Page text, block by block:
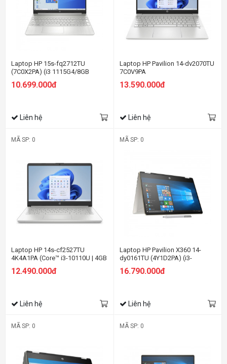
Laptop HP 15s-fq2712TU
(7C0X2PA) (i3 1115G4/8GB
RAM/256GB SSD/15.6
HD/Win11/Bạc)
10.699.000đ
Liên hệ
Laptop HP Pavilion 14-dv2070TU
7C0V9PA
13.590.000đ
Liên hệ
MÃ SP: 0
Laptop HP 14s-cf2527TU
4K4A1PA (Core™ i3-10110U | 4GB
14inch HD | Win 10 | Bạc)
12.490.000đ
Liên hệ
MÃ SP: 0
Laptop HP Pavilion X360 14-
dy0161TU (4Y1D2PA) (i3-
SSD/14 FHD Cảm
16.790.000đ
Liên hệ
MÃ SP: 0 MÃ SP: 0